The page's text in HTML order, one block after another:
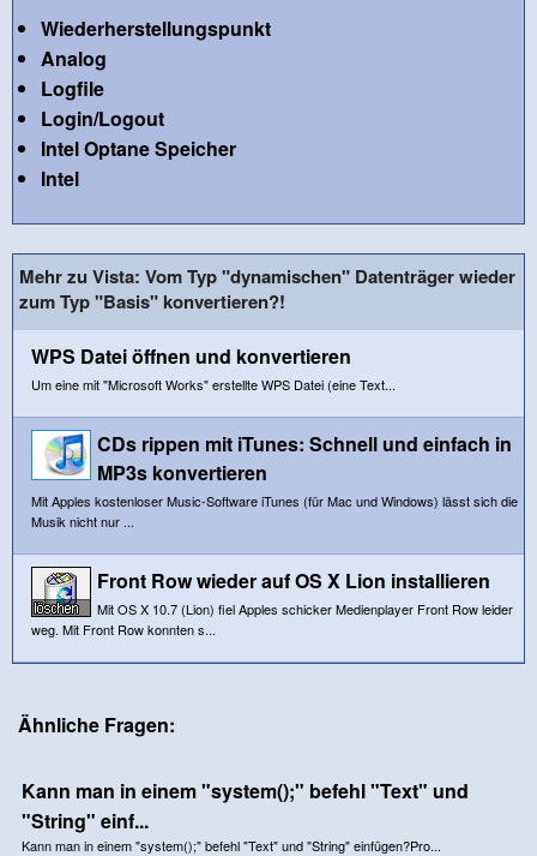
Wiederherstellungspunkt
Analog
Logfile
Login/Logout
Intel Optane Speicher
Intel
Mehr zu Vista: Vom Typ "dynamischen" Datenträger wieder
zum Typ "Basis" konvertieren?!
WPS Datei öffnen und konvertieren
Um eine mit "Microsoft Works" erstellte WPS Datei (eine Text...
CDs rippen mit iTunes: Schnell und einfach in
MP3s konvertieren
Mit Apples kostenloser Music-Software iTunes (für Mac und Windows) lässt sich die
Musik nicht nur ...
Front Row wieder auf OS X Lion installieren
Mit OS X 10.7 (Lion) fiel Apples schicker Medienplayer Front Row leider
weg. Mit Front Row konnten s...
Ähnliche Fragen:
Kann man in einem "system();" befehl "Text" und
"String" einf...
Kann man in einem "system();" befehl "Text" und "String" einfügen?Pro...